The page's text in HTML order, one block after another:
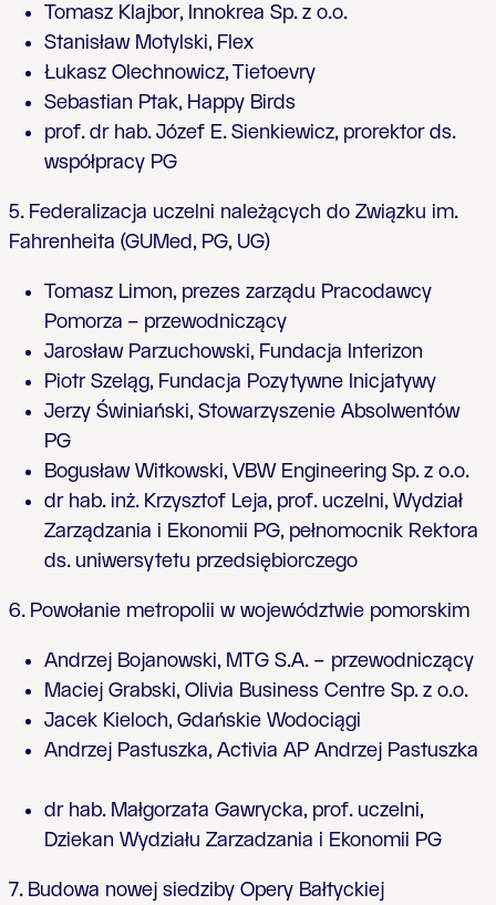
Tomasz Klajbor, Innokrea Sp. z o.o.
Stanisław Motylski, Flex
Łukasz Olechnowicz, Tietoevry
Sebastian Ptak, Happy Birds
prof. dr hab. Józef E. Sienkiewicz, prorektor ds.
współpracy PG
5. Federalizacja uczelni należących do Związku im.
Fahrenheita (GUMed, PG, UG)
Tomasz Limon, prezes zarządu Pracodawcy
Pomorza – przewodniczący
Jarosław Parzuchowski, Fundacja Interizon
Piotr Szeląg, Fundacja Pozytywne Inicjatywy
Jerzy Świniański, Stowarzyszenie Absolwentów
PG
Bogusław Witkowski, VBW Engineering Sp. z o.o.
dr hab. inż. Krzysztof Leja, prof. uczelni, Wydział
Zarządzania i Ekonomii PG, pełnomocnik Rektora
ds. uniwersytetu przedsiębiorczego
6. Powołanie metropolii w województwie pomorskim
Andrzej Bojanowski, MTG S.A. – przewodniczący
Maciej Grabski, Olivia Business Centre Sp. z o.o.
Jacek Kieloch, Gdańskie Wodociągi
Andrzej Pastuszka, Activia AP Andrzej Pastuszka
dr hab. Małgorzata Gawrycka, prof. uczelni,
Dziekan Wydziału Zarzadzania i Ekonomii PG
7. Budowa nowej siedziby Opery Bałtyckiej